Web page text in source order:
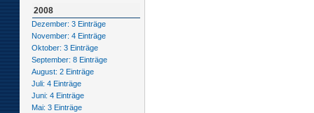
2008
Dezember: 3 Einträge
November: 4 Einträge
Oktober: 3 Einträge
September: 8 Einträge
August: 2 Einträge
Juli: 4 Einträge
Juni: 4 Einträge
Mai: 3 Einträge